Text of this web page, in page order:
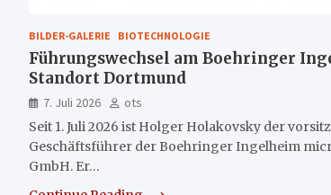
BILDER-GALERIE BIOTECHNOLOGIE
Führungswechsel am Boehringer
Standort Dortmund
7. Juli 2026
ots
Seit 1. Juli 2026 ist Holger Holakovsky der
Geschäftsführer der Boehringer Ingelheim
GmbH. Er…